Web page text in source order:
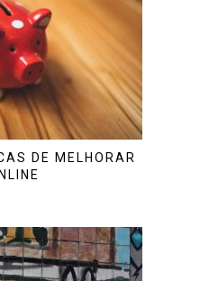
DE MELHORAR